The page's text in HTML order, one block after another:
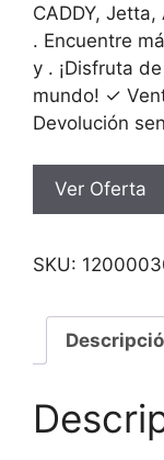
CADDY,
. Encuentre
y . ¡Disfruta
mundo! ✓
Devolución
Ver Oferta
SKU: